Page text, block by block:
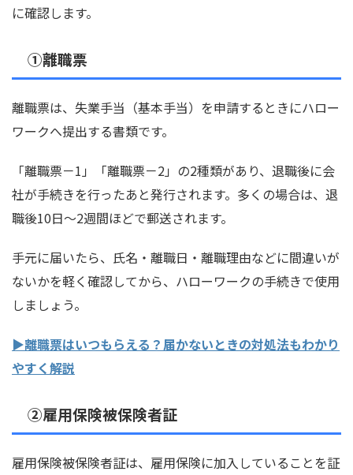
に確認します。
①離職票
離職票は、失業手当（基本手当）を申請するときにハロー
ワークへ提出する書類です。
「離職票－1」「離職票－2」の2種類があり、退職後に会
社が手続きを行ったあと発行されます。多くの場合は、退
職後10日〜2週間ほどで郵送されます。
手元に届いたら、氏名・離職日・離職理由などに間違いが
ないかを軽く確認してから、ハローワークの手続きで使用
しましょう。
▶離職票はいつもらえる？届かないときの対処法もわかり
やすく解説
②雇用保険被保険者証
雇用保険被保険者証は、雇用保険に加入していることを証